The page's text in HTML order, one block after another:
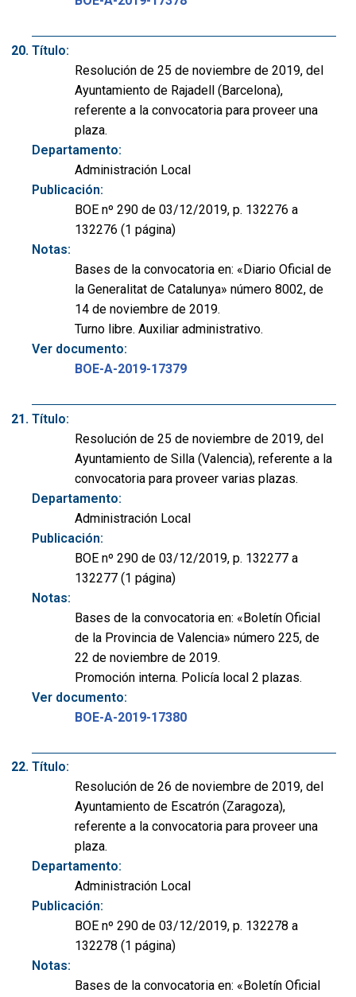
Título:
Resolución de 25 de noviembre de 2019, del
Ayuntamiento de Rajadell (Barcelona),
referente a la convocatoria para proveer una
plaza.
Departamento:
Administración Local
Publicación:
BOE nº 290 de 03/12/2019, p. 132276 a
132276 (1 página)
Notas:
Bases de la convocatoria en: «Diario Oficial de
la Generalitat de Catalunya» número 8002, de
14 de noviembre de 2019.
Turno libre. Auxiliar administrativo.
Ver documento:
BOE-A-2019-17379
Título:
Resolución de 25 de noviembre de 2019, del
Ayuntamiento de Silla (Valencia), referente a la
convocatoria para proveer varias plazas.
Departamento:
Administración Local
Publicación:
BOE nº 290 de 03/12/2019, p. 132277 a
132277 (1 página)
Notas:
Bases de la convocatoria en: «Boletín Oficial
de la Provincia de Valencia» número 225, de
22 de noviembre de 2019.
Promoción interna. Policía local 2 plazas.
Ver documento:
BOE-A-2019-17380
Título:
Resolución de 26 de noviembre de 2019, del
Ayuntamiento de Escatrón (Zaragoza),
referente a la convocatoria para proveer una
plaza.
Departamento:
Administración Local
Publicación:
BOE nº 290 de 03/12/2019, p. 132278 a
132278 (1 página)
Notas:
Bases de la convocatoria en: «Boletín Oficial